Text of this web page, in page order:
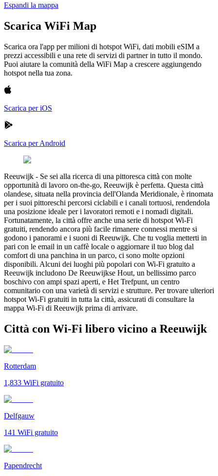
Espandi la mappa
Scarica WiFi Map
Scarica ora l'app per milioni di hotspot WiFi, dati mobili eSIM a
prezzi accessibili e una rete di servizi di partner in tutto il mondo.
Puoi aiutare la comunità della WiFi Map a crescere aggiungendo
hotspot nella tua zona.
Scarica per iOS
Scarica per Android
Reeuwijk - Se sei alla ricerca di una pittoresca città con molte
opportunità di lavoro on-the-go, Reeuwijk è perfetta. Questa città
olandese, situata nella provincia dell'Olanda Meridionale, è rinomata
per i suoi pittoreschi percorsi ciclabili e i canali tortuosi, rendendola
una posizione ideale per i lavoratori remoti e i nomadi digitali.
Fortunatamente, la città offre anche una serie di hotspot Wi-Fi
gratuiti, rendendo ancora più facile rimanere connessi mentre si
godono i panorami e i suoni di Reeuwijk. Che tu voglia metterti in
pari con le email in un caffè locale o aggiornare il tuo blog dal
comfort di una panchina in un parco, ci sono molte opzioni
disponibili. Alcuni dei luoghi più popolari con Wi-Fi gratuito a
Reeuwijk includono De Reeuwijkse Hout, un bellissimo parco
boschivo con ampi spazi aperti, e Het Trefpunt, un centro
comunitario con una varietà di servizi e strutture. Per trovare ulteriori
hotspot Wi-Fi gratuiti in tutta la città, assicurati di consultare la
mappa Wi-Fi di Reeuwijk prima di arrivare.
Città con Wi-Fi libero vicino a Reeuwijk
Rotterdam
1,833 WiFi gratuito
Delfgauw
141 WiFi gratuito
Papendrecht